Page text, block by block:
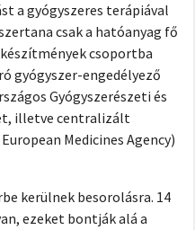
a gyógyszeres terápiával
csak a hatóanyag fő
csoportba
gyógyszer-engedélyező
Gyógyszerészeti és
illetve centralizált
Medicines Agency)
kerülnek besorolásra. 14
ezeket bontják alá a